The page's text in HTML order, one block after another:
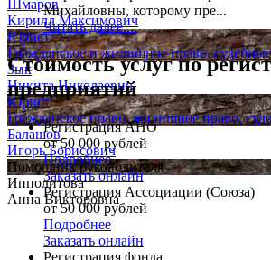
Шмаров
Кирилл Максимович
Юрист
Гражданское и жилищное право,
Зык
Никита Николаевич
Юрист
Гражданское право, жилищное право,
Балашов
Игорь Борисович
Помощник руководителя
Ипполитова
Анна Викторовна
Михайловны, которому пре...
Читать далее....
Стоимость услуг по
предприятий
Регистрация АНО
от 50 000 рублей
Подробнее
Заказать онлайн
Регистрация Ассоциации (Союза)
от 50 000 рублей
Подробнее
Заказать онлайн